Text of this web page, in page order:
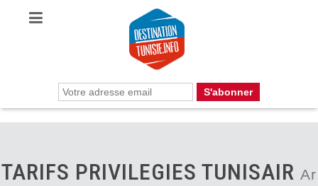
TARIFS PRIVILEGIES TUNISAIR Ar